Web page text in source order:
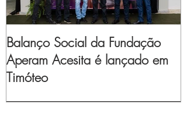
Balanço Social da Fundação
Aperam Acesita é lançado em
Timóteo